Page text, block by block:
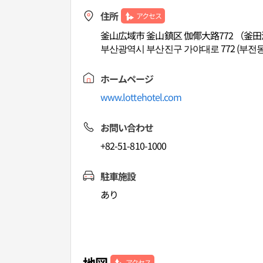
住所 アクセス
釜山広域市 釜山鎮区 伽倻大路772 （釜田
부산광역시 부산진구 가야대로 772 (부전
ホームページ
www.lottehotel.com
お問い合わせ
+82-51-810-1000
駐車施設
あり